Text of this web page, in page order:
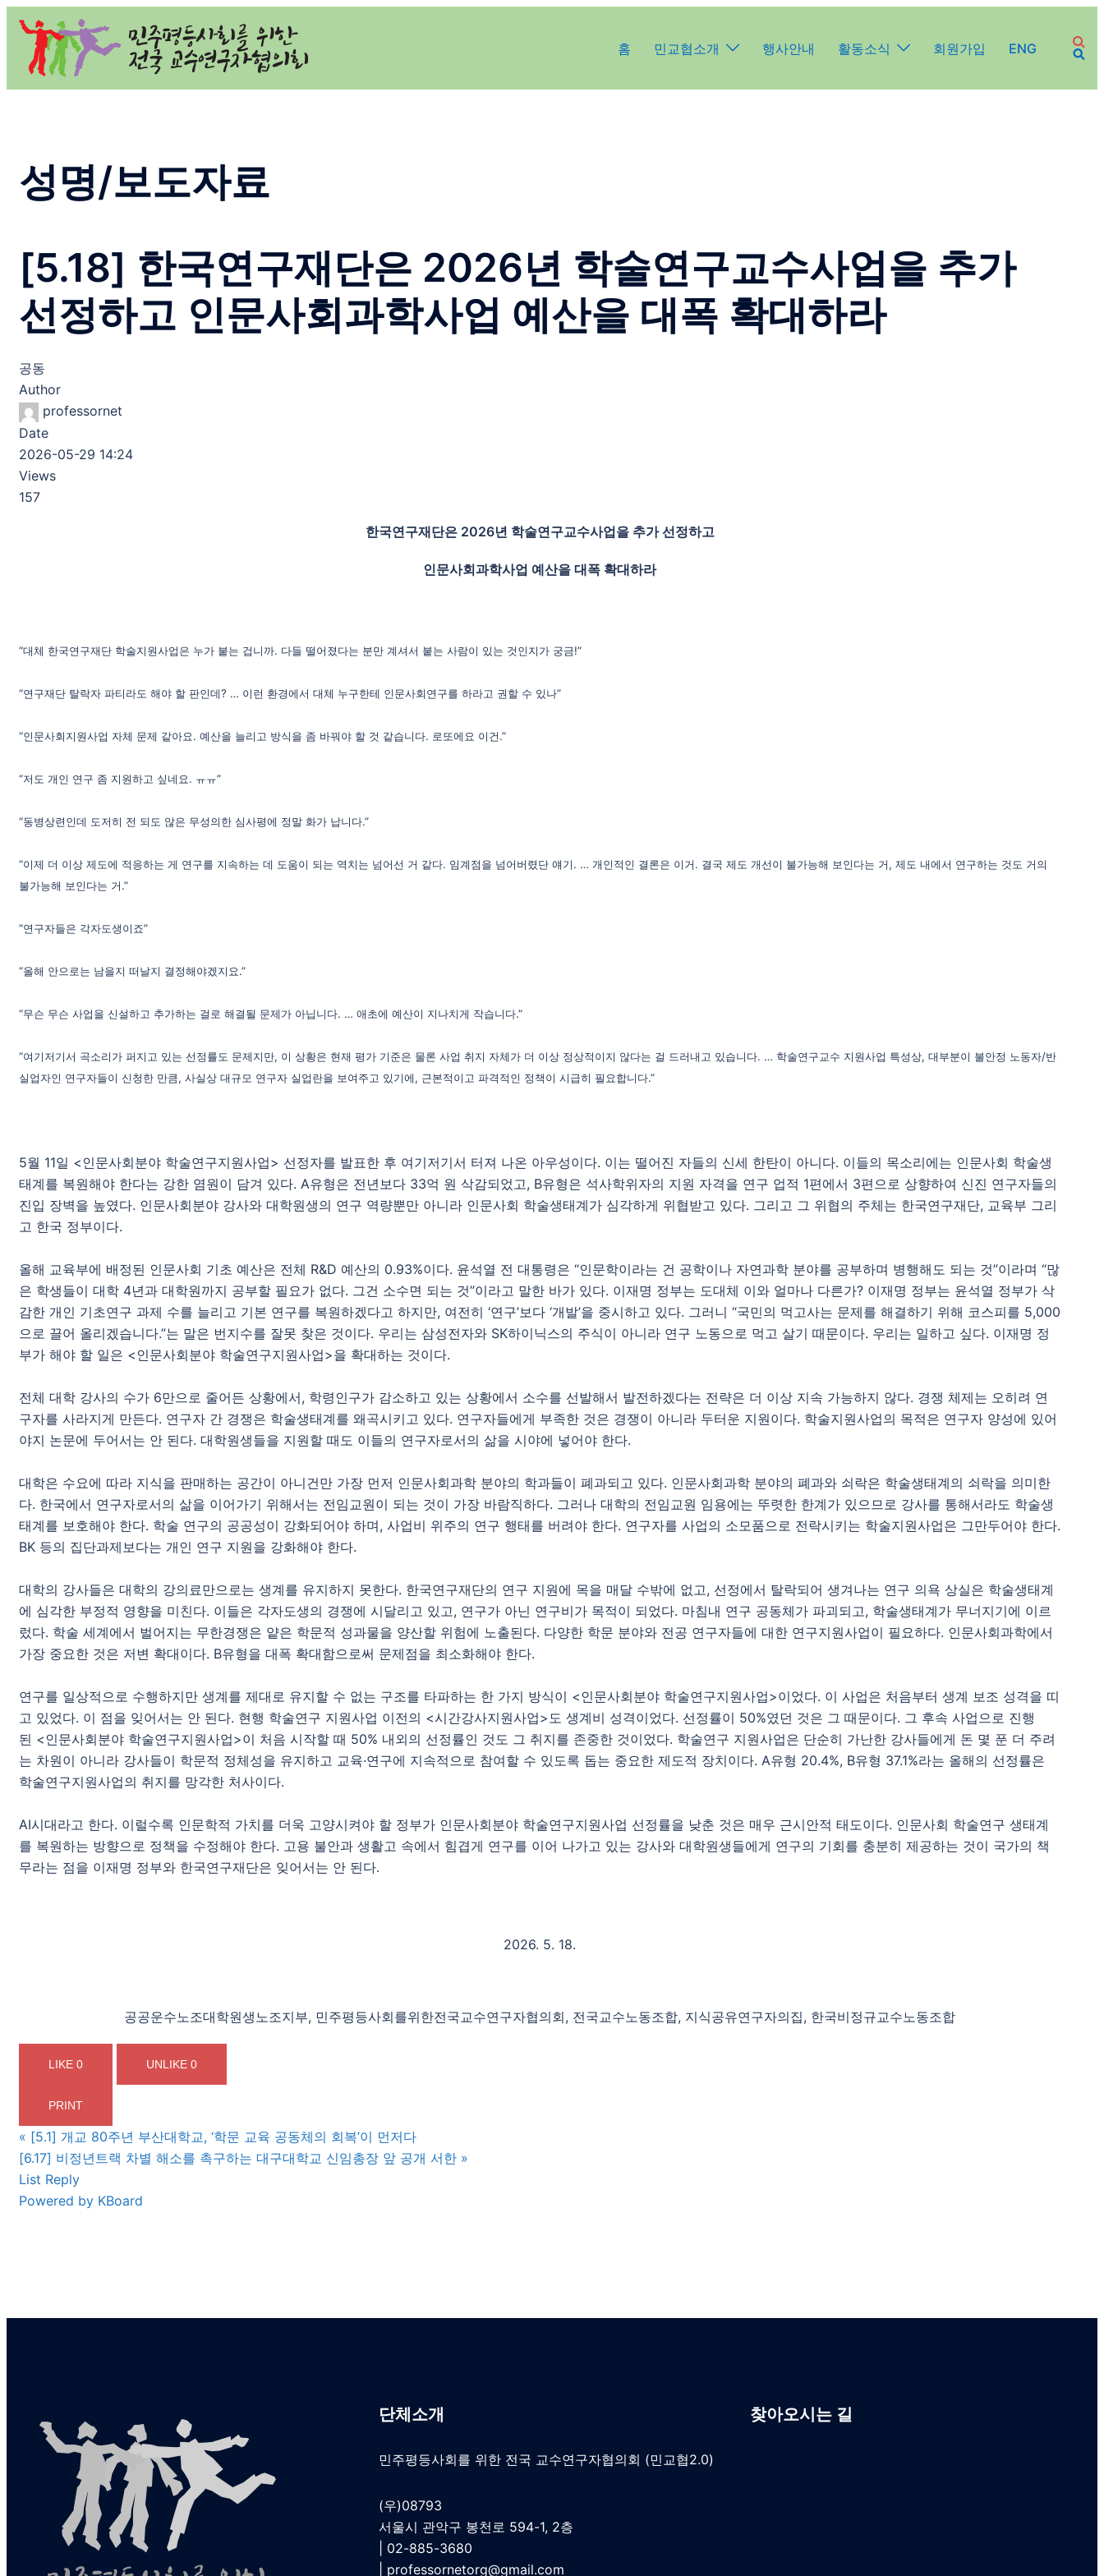
Skip
content
홈 민교협소개 행사안내 활동소식 회원가입 ENG
성명/보도자료
[5.18] 한국연구재단은 2026년 학술연구교수사업을 추가
선정하고 인문사회과학사업 예산을 대폭 확대하라
공동
Author
professornet
Date
2026-05-29 14:24
Views
157
한국연구재단은 2026년 학술연구교수사업을 추가 선정하고
인문사회과학사업 예산을 대폭 확대하라
“대체 한국연구재단 학술지원사업은 누가 붙는 겁니까. 다들 떨어졌다는 분만 계셔서 붙는 사람이 있는 것인지가 궁금!”
“연구재단 탈락자 파티라도 해야 할 판인데? … 이런 환경에서 대체 누구한테 인문사회연구를 하라고 권할 수 있나”
“인문사회지원사업 자체 문제 같아요. 예산을 늘리고 방식을 좀 바꿔야 할 것 같습니다. 로또에요 이건.”
“저도 개인 연구 좀 지원하고 싶네요. ㅠㅠ”
“동병상련인데 도저히 전 되도 않은 무성의한 심사평에 정말 화가 납니다.”
“이제 더 이상 제도에 적응하는 게 연구를 지속하는 데 도움이 되는 역치는 넘어선 거 같다. 임계점을 넘어버렸단 얘기. … 개인적인 결론은 이거. 결국 제도 개선이 불가능해 보인다는 거, 제도 내에서 연구하는 것도 거의
불가능해 보인다는 거.”
“연구자들은 각자도생이죠”
“올해 안으로는 남을지 떠날지 결정해야겠지요.”
“무슨 무슨 사업을 신설하고 추가하는 걸로 해결될 문제가 아닙니다. … 애초에 예산이 지나치게 작습니다.”
“여기저기서 곡소리가 퍼지고 있는 선정률도 문제지만, 이 상황은 현재 평가 기준은 물론 사업 취지 자체가 더 이상 정상적이지 않다는 걸 드러내고 있습니다. … 학술연구교수 지원사업 특성상, 대부분이 불안정 노동자/반
실업자인 연구자들이 신청한 만큼, 사실상 대규모 연구자 실업란을 보여주고 있기에, 근본적이고 파격적인 정책이 시급히 필요합니다.”
5월 11일 <인문사회분야 학술연구지원사업> 선정자를 발표한 후 여기저기서 터져 나온 아우성이다. 이는 떨어진 자들의 신세 한탄이 아니다. 이들의 목소리에는 인문사회 학술생
태계를 복원해야 한다는 강한 염원이 담겨 있다. A유형은 전년보다 33억 원 삭감되었고, B유형은 석사학위자의 지원 자격을 연구 업적 1편에서 3편으로 상향하여 신진 연구자들의
진입 장벽을 높였다. 인문사회분야 강사와 대학원생의 연구 역량뿐만 아니라 인문사회 학술생태계가 심각하게 위협받고 있다. 그리고 그 위협의 주체는 한국연구재단, 교육부 그리
고 한국 정부이다.
올해 교육부에 배정된 인문사회 기초 예산은 전체 R&D 예산의 0.93%이다. 윤석열 전 대통령은 “인문학이라는 건 공학이나 자연과학 분야를 공부하며 병행해도 되는 것”이라며 “많
은 학생들이 대학 4년과 대학원까지 공부할 필요가 없다. 그건 소수면 되는 것”이라고 말한 바가 있다. 이재명 정부는 도대체 이와 얼마나 다른가? 이재명 정부는 윤석열 정부가 삭
감한 개인 기초연구 과제 수를 늘리고 기본 연구를 복원하겠다고 하지만, 여전히 ‘연구’보다 ‘개발’을 중시하고 있다. 그러니 “국민의 먹고사는 문제를 해결하기 위해 코스피를 5,000
으로 끌어 올리겠습니다.”는 말은 번지수를 잘못 찾은 것이다. 우리는 삼성전자와 SK하이닉스의 주식이 아니라 연구 노동으로 먹고 살기 때문이다. 우리는 일하고 싶다. 이재명 정
부가 해야 할 일은 <인문사회분야 학술연구지원사업>을 확대하는 것이다.
전체 대학 강사의 수가 6만으로 줄어든 상황에서, 학령인구가 감소하고 있는 상황에서 소수를 선발해서 발전하겠다는 전략은 더 이상 지속 가능하지 않다. 경쟁 체제는 오히려 연
구자를 사라지게 만든다. 연구자 간 경쟁은 학술생태계를 왜곡시키고 있다. 연구자들에게 부족한 것은 경쟁이 아니라 두터운 지원이다. 학술지원사업의 목적은 연구자 양성에 있어
야지 논문에 두어서는 안 된다. 대학원생들을 지원할 때도 이들의 연구자로서의 삶을 시야에 넣어야 한다.
대학은 수요에 따라 지식을 판매하는 공간이 아니건만 가장 먼저 인문사회과학 분야의 학과들이 폐과되고 있다. 인문사회과학 분야의 폐과와 쇠락은 학술생태계의 쇠락을 의미한
다. 한국에서 연구자로서의 삶을 이어가기 위해서는 전임교원이 되는 것이 가장 바람직하다. 그러나 대학의 전임교원 임용에는 뚜렷한 한계가 있으므로 강사를 통해서라도 학술생
태계를 보호해야 한다. 학술 연구의 공공성이 강화되어야 하며, 사업비 위주의 연구 행태를 버려야 한다. 연구자를 사업의 소모품으로 전락시키는 학술지원사업은 그만두어야 한다.
BK 등의 집단과제보다는 개인 연구 지원을 강화해야 한다.
대학의 강사들은 대학의 강의료만으로는 생계를 유지하지 못한다. 한국연구재단의 연구 지원에 목을 매달 수밖에 없고, 선정에서 탈락되어 생겨나는 연구 의욕 상실은 학술생태계
에 심각한 부정적 영향을 미친다. 이들은 각자도생의 경쟁에 시달리고 있고, 연구가 아닌 연구비가 목적이 되었다. 마침내 연구 공동체가 파괴되고, 학술생태계가 무너지기에 이르
렀다. 학술 세계에서 벌어지는 무한경쟁은 얕은 학문적 성과물을 양산할 위험에 노출된다. 다양한 학문 분야와 전공 연구자들에 대한 연구지원사업이 필요하다. 인문사회과학에서
가장 중요한 것은 저변 확대이다. B유형을 대폭 확대함으로써 문제점을 최소화해야 한다.
연구를 일상적으로 수행하지만 생계를 제대로 유지할 수 없는 구조를 타파하는 한 가지 방식이 <인문사회분야 학술연구지원사업>이었다. 이 사업은 처음부터 생계 보조 성격을 띠
고 있었다. 이 점을 잊어서는 안 된다. 현행 학술연구 지원사업 이전의 <시간강사지원사업>도 생계비 성격이었다. 선정률이 50%였던 것은 그 때문이다. 그 후속 사업으로 진행
된 <인문사회분야 학술연구지원사업>이 처음 시작할 때 50% 내외의 선정률인 것도 그 취지를 존중한 것이었다. 학술연구 지원사업은 단순히 가난한 강사들에게 돈 몇 푼 더 주려
는 차원이 아니라 강사들이 학문적 정체성을 유지하고 교육·연구에 지속적으로 참여할 수 있도록 돕는 중요한 제도적 장치이다. A유형 20.4%, B유형 37.1%라는 올해의 선정률은
학술연구지원사업의 취지를 망각한 처사이다.
AI시대라고 한다. 이럴수록 인문학적 가치를 더욱 고양시켜야 할 정부가 인문사회분야 학술연구지원사업 선정률을 낮춘 것은 매우 근시안적 태도이다. 인문사회 학술연구 생태계
를 복원하는 방향으로 정책을 수정해야 한다. 고용 불안과 생활고 속에서 힘겹게 연구를 이어 나가고 있는 강사와 대학원생들에게 연구의 기회를 충분히 제공하는 것이 국가의 책
무라는 점을 이재명 정부와 한국연구재단은 잊어서는 안 된다.
2026. 5. 18.
공공운수노조대학원생노조지부, 민주평등사회를위한전국교수연구자협의회, 전국교수노동조합, 지식공유연구자의집, 한국비정규교수노동조합
LIKE 0 UNLIKE 0
PRINT
« [5.1] 개교 80주년 부산대학교, ‘학문 교육 공동체의 회복’이 먼저다
[6.17] 비정년트랙 차별 해소를 촉구하는 대구대학교 신임총장 앞 공개 서한 »
List Reply
Powered by KBoard
단체소개
민주평등사회를 위한 전국 교수연구자협의회 (민교협2.0)
(우)08793
서울시 관악구 봉천로 594-1, 2층
| 02-885-3680
professornetorg@gmail.com
찾아오시는 길